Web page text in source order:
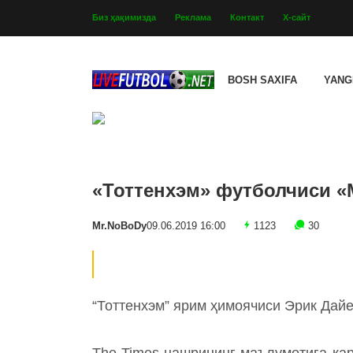
Биз ҳақимизда Реклама Контакт Х-сайт
BOSH SAXIFA
«Тоттенхэм» футболчиси
Mr.NoBoDy09.06.2019 16:00 1123 30
“Тоттенхэм” ярим ҳимоячиси Эрик